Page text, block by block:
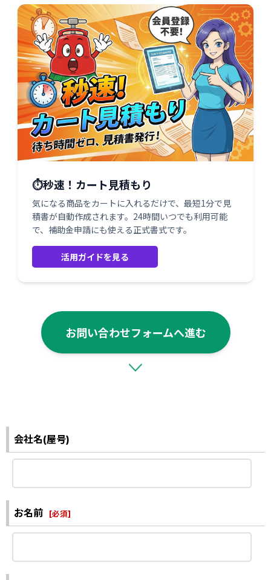
⏱️秒速！カート見積もり
気になる商品をカートに入れるだけで、最短1分で見
積書が自動作成されます。24時間いつでも利用可能
で、補助金申請にも使える正式書式です。
活用ガイドを見る
お問い合わせフォームへ進む
会社名(屋号)
お名前 [必須]